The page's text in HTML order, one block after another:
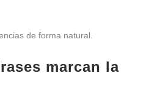
de forma natural.
marcan la